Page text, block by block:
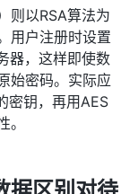
则以RSA算法为
用户注册时设置
器，这样即使数
始密码。实际应
密钥，再用AES